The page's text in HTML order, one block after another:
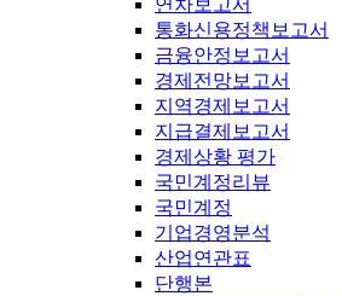
연차보고서
통화신용정책보고서
금융안정보고서
경제전망보고서
지역경제보고서
지급결제보고서
경제상황 평가
국민계정리뷰
국민계정
기업경영분석
산업연관표
단행본